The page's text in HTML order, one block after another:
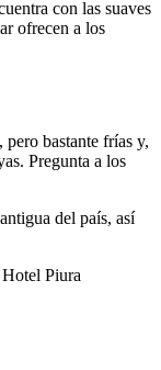
con las suaves
ofrecen a los
bastante frías y,
Pregunta a los
del país, así
Piura